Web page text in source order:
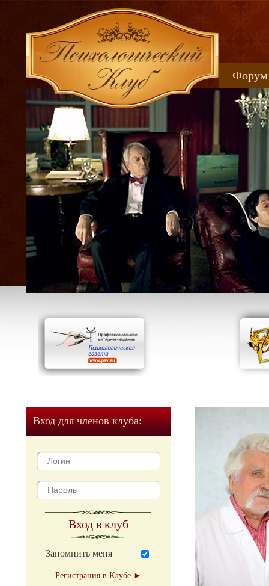
Форум
Вход для членов клуба:
Вход в клуб
Запомнить меня
Регистрация в Клубе ►